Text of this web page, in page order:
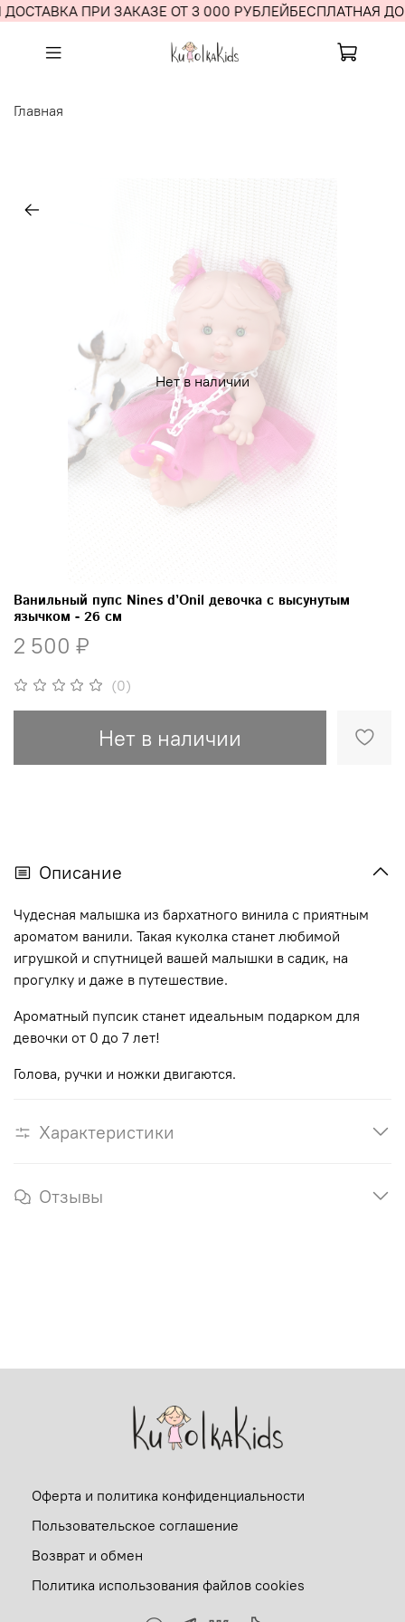
ПРИ ЗАКАЗЕ ОТ 3 000 РУБЛЕЙБЕСПЛАТНАЯ
Главная
Нет в наличии
(0)
Ванильный пупс Nines d’Onil девочка с высунутым
язычком - 26 см
2 500 ₽
Нет в наличии
Описание
Чудесная малышка из бархатного винила с приятным
ароматом ванили. Такая куколка станет любимой
игрушкой и спутницей вашей малышки в садик, на
прогулку и даже в путешествие.
Ароматный пупсик станет идеальным подарком для
девочки от 0 до 7 лет!
Голова, ручки и ножки двигаются.
Характеристики
Отзывы
Оферта и политика конфиденциальности
Пользовательское соглашение
Возврат и обмен
Политика использования файлов cookies